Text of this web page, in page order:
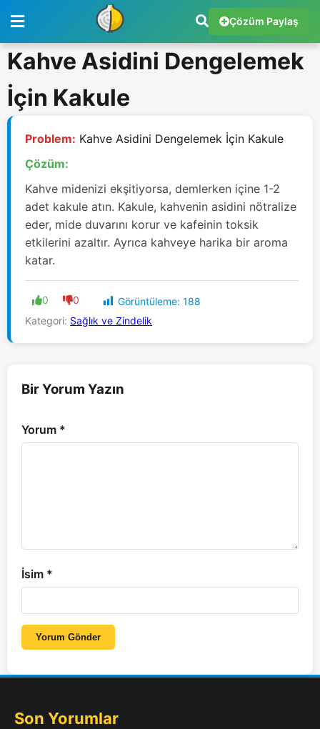
Çözüm Paylaş
Kahve Asidini Dengelemek
İçin Kakule
Problem: Kahve Asidini Dengelemek İçin Kakule
Çözüm:
Kahve midenizi ekşitiyorsa, demlerken içine 1-2
adet kakule atın. Kakule, kahvenin asidini nötralize
eder, mide duvarını korur ve kafeinin toksik
etkilerini azaltır. Ayrıca kahveye harika bir aroma
katar.
0 0 Görüntüleme: 188
Kategori: Sağlık ve Zindelik
Bir Yorum Yazın
Yorum *
İsim *
Yorum Gönder
Son Yorumlar